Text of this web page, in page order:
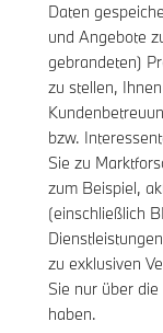
Daten
und Angebote
gebrandeten)
zu stellen,
bzw.
Sie zu
zum Beispiel,
(einschließlich
zu exklusiven
Sie nur über
haben.